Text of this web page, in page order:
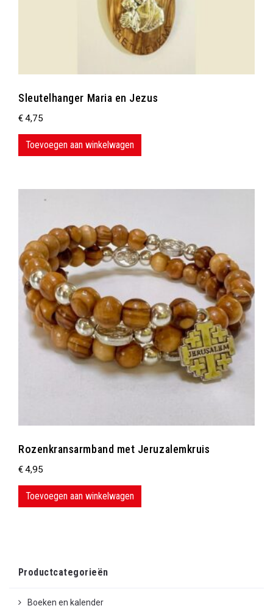
Sleutelhanger Maria en Jezus
€4,75
Toevoegen aan winkelwagen
Rozenkransarmband met Jeruzalemkruis
€4,95
Toevoegen aan winkelwagen
Productcategorieën
Boeken en kalender